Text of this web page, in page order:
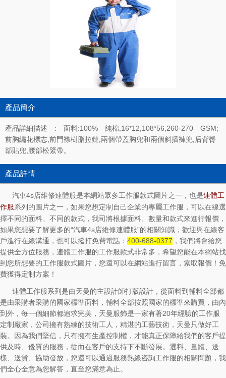
產品簡介
產品詳細描述 : 面料:100% 純棉,16*12,108*56,260-270 GSM;
前胸繡花標志,前門襟樹脂拉鏈,兩個帶蓋胸兜和兩個斜插褲兜,后背臀
部貼兜,腰部松緊帶。
產品詳情
汽車4s店維修連體服是本網站眾多工作服款式圖片之一，也是連體工
作服系列的圖片之一，如果您想定制自己企業的專屬工作服，可以在線選
擇不同的面料、不同的款式，我司將根據面料、數量和款式來進行報價，
如果您想要了解更多的“汽車4s店維修連體服”的相關知識，歡迎與在線客
戶進行在線溝通，也可以撥打免費電話： 400-688-0377 ，我們將會給您
提供全方位服務，連體工作服的工作服款式非常多，希望您能在本網站找
到您所想要的工作服款式圖片，您還可以在網站進行留言，索取報價！免
費獲得定制方案！
連體工作服系列是由天曼的主設計師打版設計，從面料到輔料全部都
是由采購者采購的國家標準面料，輔料全部按照國家的標準來購買，由內
到外，每一個細節都追求完美，天曼服飾是一家有著20年經驗的工作服
定制廠家，公司擁有熟練的技術工人，精湛的工藝技術，天曼只做好工
裝。因為我們堅信，只有擁有生產控制權，才能真正保障給我們的客戶提
供及時、優質的服務，從而在客戶的支持下不斷發展。選料、量體、送
樣、送貨、協助發放，您還可以通過服務熱線咨詢工作服的相關問題，我
們全心全意為您解答，直至您滿意為止。